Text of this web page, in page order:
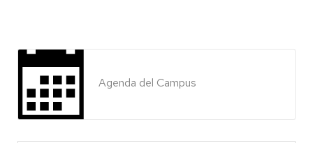
Agenda del Campus